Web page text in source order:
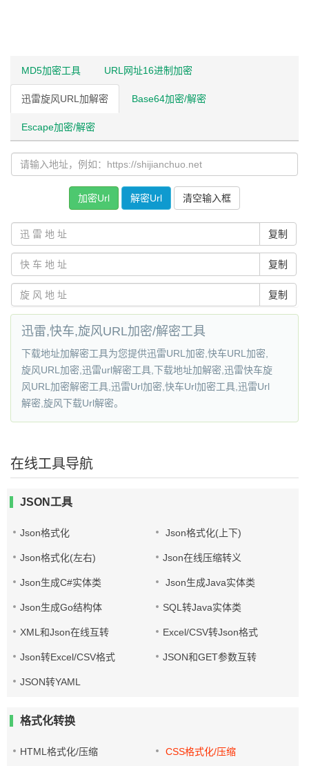
MD5加密工具 URL网址16进制加密
迅雷旋风URL加解密 Base64加密/解密
Escape加密/解密
加密Url 解密Url 清空输入框
复制
复制
复制
迅雷,快车,旋风URL加密/解密工具
下载地址加解密工具为您提供迅雷URL加密,快车URL加密,
旋风URL加密,迅雷url解密工具,下载地址加解密,迅雷快车旋
风URL加密解密工具,迅雷Url加密,快车Url加密工具,迅雷Url
解密,旋风下载Url解密。
在线工具导航
JSON工具
Json格式化 Json格式化(上下)
Json格式化(左右) Json在线压缩转义
Json生成C#实体类 Json生成Java实体类
Json生成Go结构体 SQL转Java实体类
XML和Json在线互转 Excel/CSV转Json格式
Json转Excel/CSV格式 JSON和GET参数互转
JSON转YAML
格式化转换
HTML格式化/压缩 CSS格式化/压缩